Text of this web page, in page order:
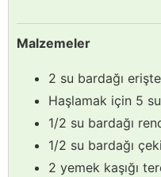
Malzemeler
2 su bardağı
Haşlamak için 5
1/2 su bardağı
1/2 su bardağı
2 yemek kaşığı